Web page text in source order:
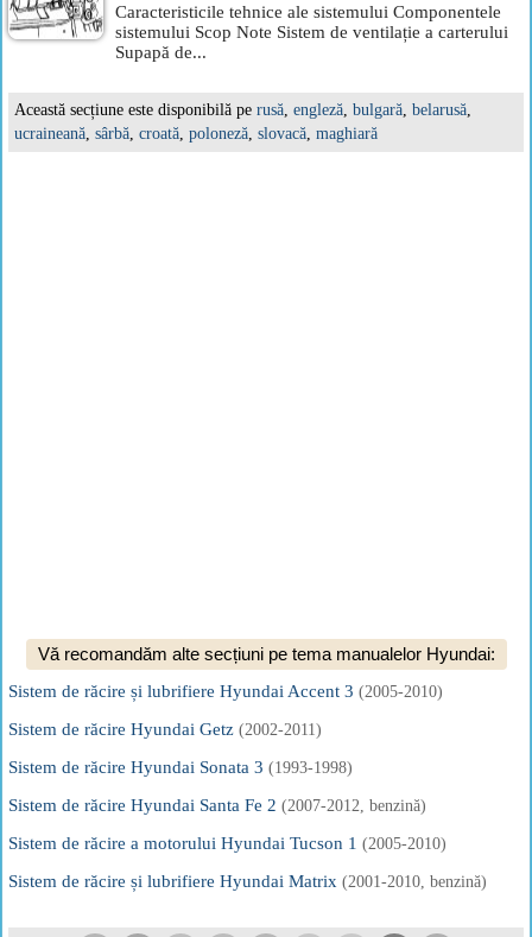
Caracteristicile tehnice ale sistemului Componentele
sistemului Scop Note Sistem de ventilație a carterului
Supapă de...
Această secțiune este disponibilă pe rusă, engleză, bulgară, belarusă,
ucraineană, sârbă, croată, poloneză, slovacă, maghiară
Vă recomandăm alte secțiuni pe tema manualelor Hyundai:
Sistem de răcire și lubrifiere Hyundai Accent 3 (2005-2010)
Sistem de răcire Hyundai Getz (2002-2011)
Sistem de răcire Hyundai Sonata 3 (1993-1998)
Sistem de răcire Hyundai Santa Fe 2 (2007-2012, benzină)
Sistem de răcire a motorului Hyundai Tucson 1 (2005-2010)
Sistem de răcire și lubrifiere Hyundai Matrix (2001-2010, benzină)